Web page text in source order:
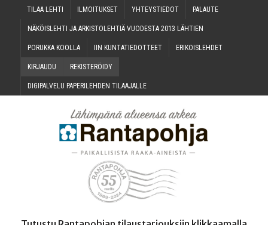
TILAA LEH­TI ILMOI­TUK­SET YHTEYS­TIE­DOT PALAU­TE
NÄKÖIS­LEH­TI JA ARKIS­TO­LEH­TIÄ VUO­DES­TA 2013 LÄHTIEN
PORUK­KA KOOLLA IIN KUN­TA­TIE­DOT­TEET ERI­KOIS­LEH­DET
KIR­JAU­DU REKIS­TE­RÖI­DY
DIGI­PAL­VE­LU PAPE­RI­LEH­DEN TILAAJALLE